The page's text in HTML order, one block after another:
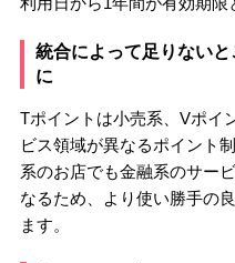
統合によって足りない
に
Tポイントは小売系、Vポイ
ビス領域が異なるポイント
系のお店でも金融系のサー
なるため、より使い勝手の
ます。